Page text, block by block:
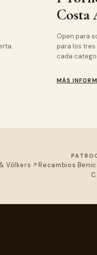
Costa
Open para
para los
cada
MÁS
en una nueva pestaña)
Völkers (se abre en una
Recambios
pestaña)